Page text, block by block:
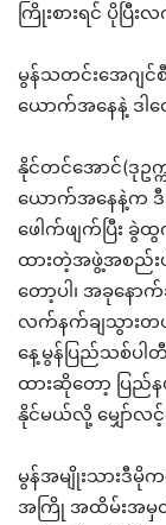
ကြိုးစားရင် ပိုပ
မွန်သတင်းအေဂျင်
ယောက်အနေနဲ့ ဒ
နိုင်တင်အောင်(ဒုဥ
ယောက်အနေနဲ့က
ဖေါက်ဖျက်ပြီး
ထားတဲ့အဖွဲ့အစည်း
တော့ပါ၊ အခုနေ
လက်နက်ချသွားတ
နေ့မွန်ပြည်သစ်ပါတီ
ထားဆိုတော့ ပြည်န
နိုင်မယ်လို့ မျှော်လ
မွန်အမျိုးသားဒီမို
အကြို အထိမ်းအမှ